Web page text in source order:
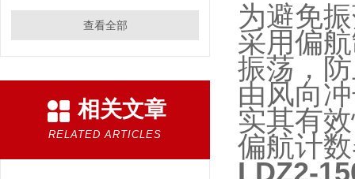
查看全部
相关文章
RELATED ARTICLES
为避免
采用偏
振荡，
由风向
实其有
偏航计
LDZ2-